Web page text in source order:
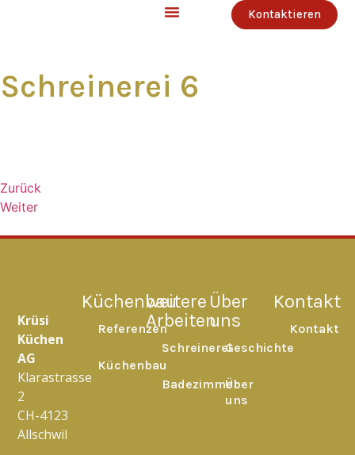
Kontaktieren
Schreinerei 6
Zurück
Weiter
Krüsi
Küchen
AG
Klarastrasse
2
CH-4123
Allschwil
Küchenbau
Referenzen
Küchenbau
weitere
Arbeiten
Schreinerei
Badezimmer
Über
uns
Geschichte
Über
uns
Kontakt
Kontakt